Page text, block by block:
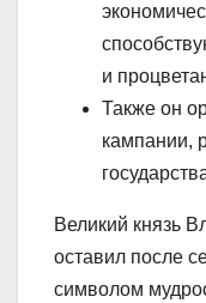
и
Также он
кампании,
Великий князь
оставил после
символом